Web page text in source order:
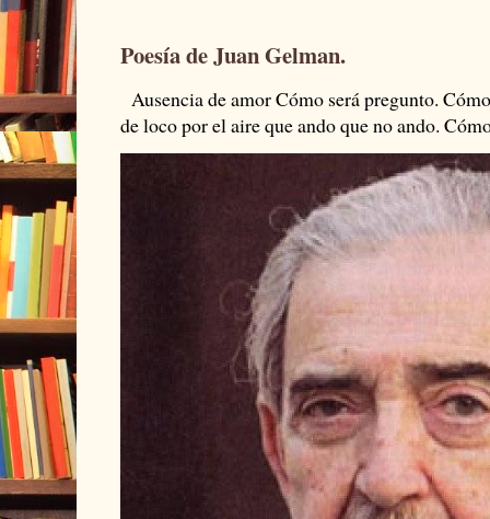
Poesía de Juan Gelman.
Ausencia de amor Cómo será pregunto.
de loco por el aire que ando que no ando.